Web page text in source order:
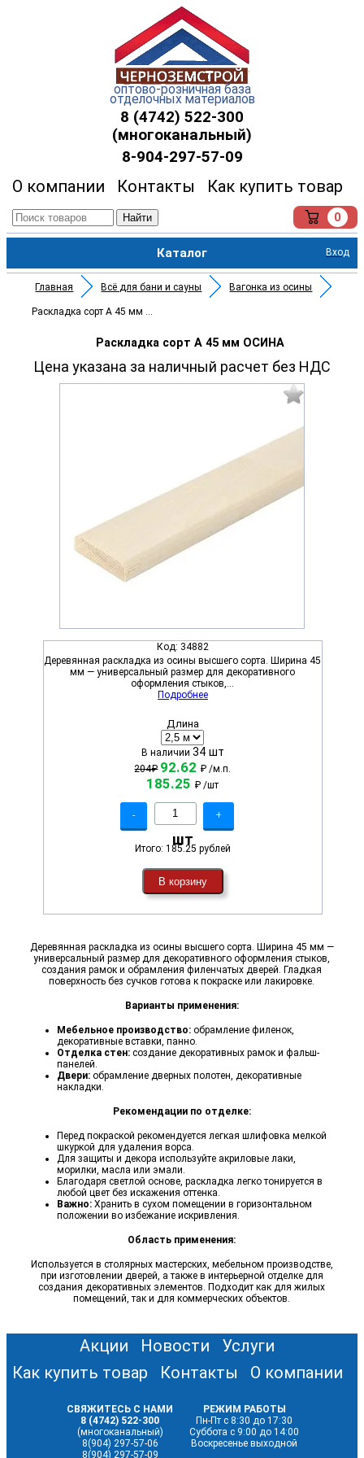
оптово-розничная база
отделочных материалов
8 (4742) 522-300
(многоканальный)
8-904-297-57-09
О компании Контакты Как купить товар
Найти 0
Каталог Вход
Главная Всё для бани и сауны Вагонка из осины
Раскладка сорт А 45 мм ОСИНА
Раскладка сорт А 45 мм ОСИНА
Цена указана за наличный расчет без НДС
Код: 34882
Деревянная раскладка из осины высшего сорта. Ширина 45
мм — универсальный размер для декоративного
оформления стыков,...
Подробнее
Длина
В наличии 34 шт
204₽ 92.62 ₽ /м.п.
185.25 ₽ /шт
- +
шт
Итого: 185.25 рублей
В корзину
Деревянная раскладка из осины высшего сорта. Ширина 45 мм —
универсальный размер для декоративного оформления стыков,
создания рамок и обрамления филенчатых дверей. Гладкая
поверхность без сучков готова к покраске или лакировке.
Варианты применения:
Мебельное производство:обрамление филенок,
декоративные вставки, панно.
Отделка стен:создание декоративных рамок и фальш-
панелей.
Двери:обрамление дверных полотен, декоративные
накладки.
Рекомендации по отделке:
Перед покраской рекомендуется легкая шлифовка мелкой
шкуркой для удаления ворса.
Для защиты и декора используйте акриловые лаки,
морилки, масла или эмали.
Благодаря светлой основе, раскладка легко тонируется в
любой цвет без искажения оттенка.
Важно:Хранить в сухом помещении в горизонтальном
положении во избежание искривления.
Область применения:
Используется в столярных мастерских, мебельном производстве,
при изготовлении дверей, а также в интерьерной отделке для
создания декоративных элементов. Подходит как для жилых
помещений, так и для коммерческих объектов.
Акции Новости
Услуги
Как купить товар
Контакты О компании
СВЯЖИТЕСЬ С НАМИ
8 (4742) 522-300
(многоканальный)
8(904) 297-57-06
8(904) 297-57-09
РЕЖИМ РАБОТЫ
Пн-Пт с 8:30 до 17:30
Суббота с 9:00 до 14:00
Воскресенье выходной